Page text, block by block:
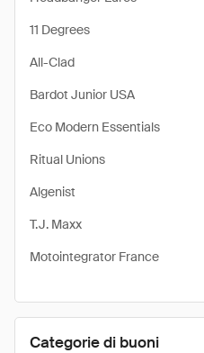
11 Degrees
All-Clad
Bardot Junior USA
Eco Modern Essentials
Ritual Unions
Algenist
T.J. Maxx
Motointegrator France
Categorie di buoni